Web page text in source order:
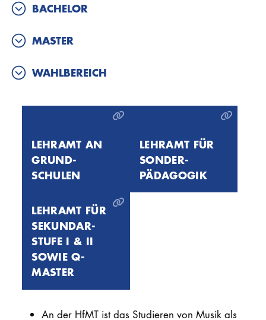
BACHELOR
MASTER
WAHLBEREICH
LEHRAMT AN
GRUND­
SCHULEN
LEHRAMT FÜR
SONDER­
PÄDAGOGIK
LEHRAMT FÜR
SEKUNDAR­
STUFE I & II
SOWIE Q-
MASTER
An der HfMT ist das Studieren von Musik als